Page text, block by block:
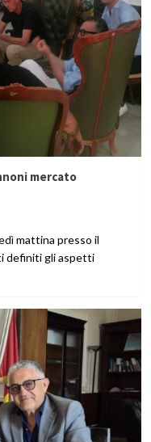
mercato
mattina presso il
definiti gli aspetti